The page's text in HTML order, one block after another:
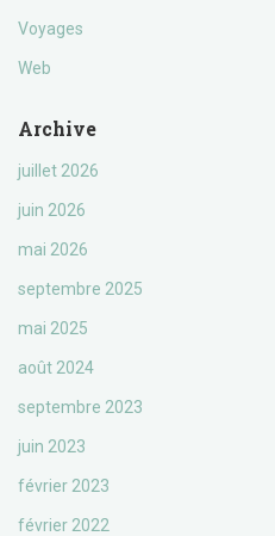
Voyages
Web
Archive
juillet 2026
juin 2026
mai 2026
septembre 2025
mai 2025
août 2024
septembre 2023
juin 2023
février 2023
février 2022